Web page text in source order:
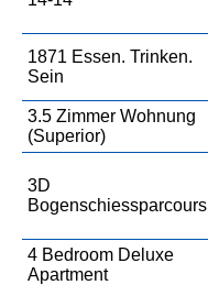
1871 Essen. Trinken.
Sein
3.5 Zimmer Wohnung
(Superior)
3D
Bogenschiessparcours
4 Bedroom Deluxe
Apartment